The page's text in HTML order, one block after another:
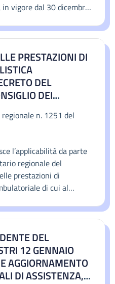
DECRETO
FINANZE DEL
NELLA
GENERALE N.
2024
vigore dal 30 dicembre
PRESTAZIONI DI
DEL
DEI
DEI
ASSISTENZA, DI
7, DEL DECRETO
1992, N. 502".
SANITARIO
n. 1251 del
l’applicabilità da parte
regionale del
prestazioni di
di cui al
indicazioni del
DEL
12 GENNAIO
AGGIORNAMENTO
DI ASSISTENZA,